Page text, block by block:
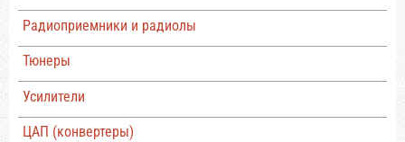
Радиоприемники и радиолы
Тюнеры
Усилители
ЦАП (конвертеры)